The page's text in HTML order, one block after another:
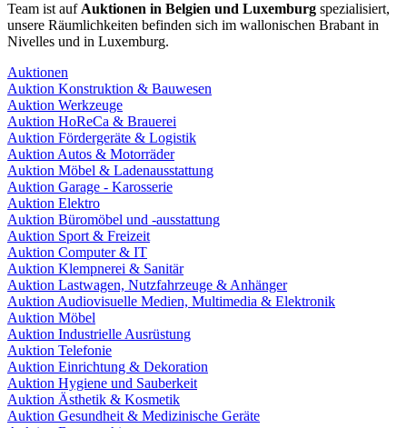
Team ist auf Auktionen in Belgien und Luxemburg spezialisiert,
unsere Räumlichkeiten befinden sich im wallonischen Brabant in
Nivelles und in Luxemburg.
Auktionen
Auktion Konstruktion & Bauwesen
Auktion Werkzeuge
Auktion HoReCa & Brauerei
Auktion Fördergeräte & Logistik
Auktion Autos & Motorräder
Auktion Möbel & Ladenausstattung
Auktion Garage - Karosserie
Auktion Elektro
Auktion Büromöbel und -ausstattung
Auktion Sport & Freizeit
Auktion Computer & IT
Auktion Klempnerei & Sanitär
Auktion Lastwagen, Nutzfahrzeuge & Anhänger
Auktion Audiovisuelle Medien, Multimedia & Elektronik
Auktion Möbel
Auktion Industrielle Ausrüstung
Auktion Telefonie
Auktion Einrichtung & Dekoration
Auktion Hygiene und Sauberkeit
Auktion Ästhetik & Kosmetik
Auktion Gesundheit & Medizinische Geräte